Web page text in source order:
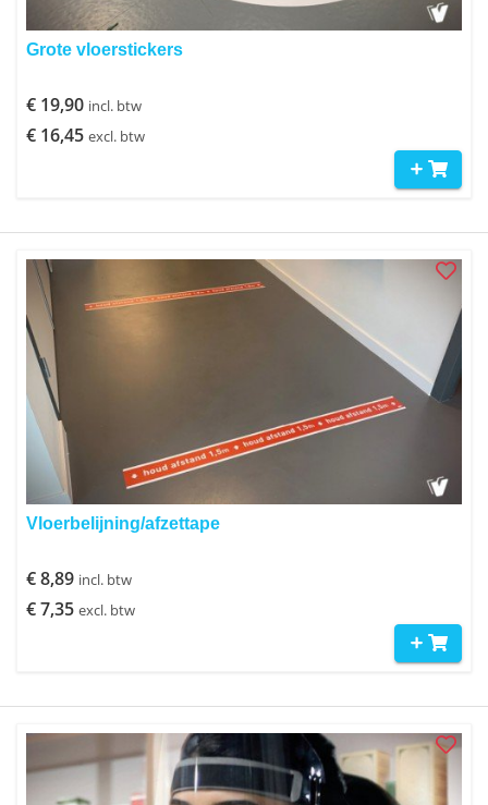
Grote vloerstickers
€ 19,90 incl. btw
€ 16,45 excl. btw
Vloerbelijning/afzettape
€ 8,89 incl. btw
€ 7,35 excl. btw